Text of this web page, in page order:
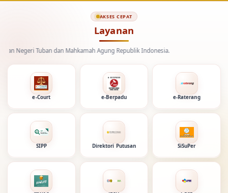
AKSES CEPAT
Layanan
e-Court e-Berpadu e-Raterang
SIPP Direktori Putusan SiSuPer